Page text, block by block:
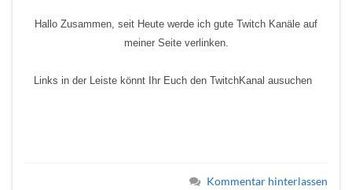
Hallo Zusammen, seit Heute werde ich gute Twitch Kanäle auf
meiner Seite verlinken.
Links in der Leiste könnt Ihr Euch den TwitchKanal ausuchen
Kommentar hinterlassen